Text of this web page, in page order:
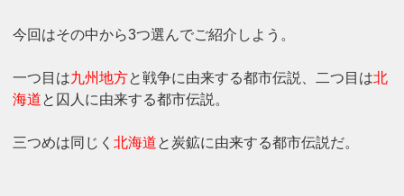
今回はその中から3つ選んでご紹介しよう。
一つ目は九州地方と戦争に由来する都市伝説、二つ目は北
海道と囚人に由来する都市伝説。
三つめは同じく北海道と炭鉱に由来する都市伝説だ。